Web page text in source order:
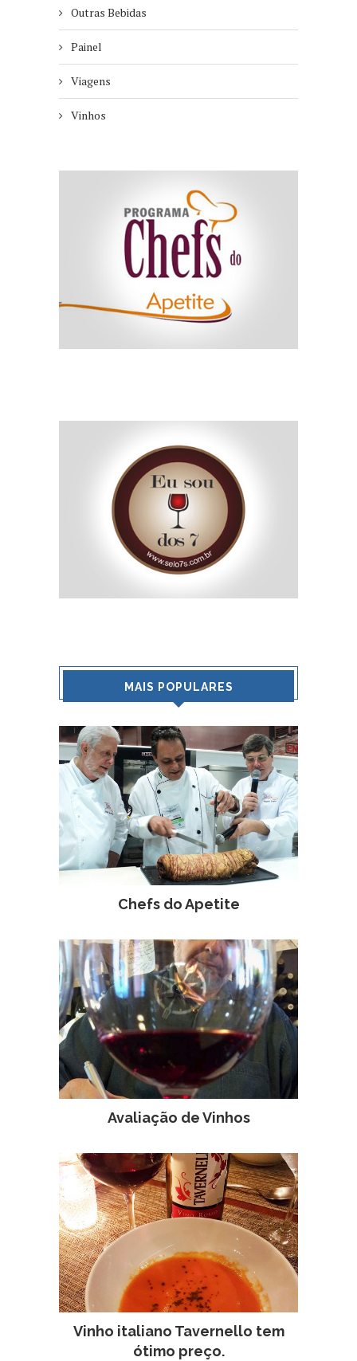
Outras Bebidas
Painel
Viagens
Vinhos
MAIS POPULARES
Chefs do Apetite
Avaliação de Vinhos
Vinho italiano Tavernello tem
ótimo preço.